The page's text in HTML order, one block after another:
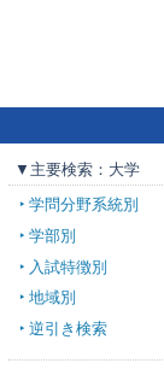
▼主要検索：大学
学問分野系統別
学部別
入試特徴別
地域別
逆引き検索